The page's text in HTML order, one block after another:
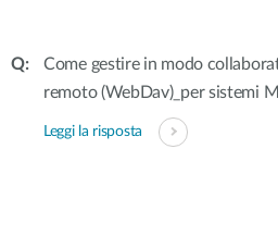
Come gestire in modo
remoto (WebDav)_per sistemi
Leggi la risposta